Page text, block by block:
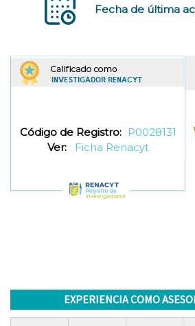
Fecha de última
Código de Registro: P0028131
Ver:
Ficha Renacyt
EXPERIENCIA COMO